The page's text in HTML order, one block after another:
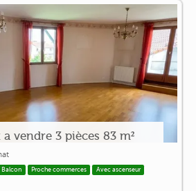
vendre 3 pièces 83 m²
Balcon Proche commerces
Avec ascenseur